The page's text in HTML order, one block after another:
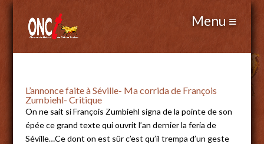
L’annonce faite à Séville- Ma corrida de François
Zumbiehl- Critique
On ne sait si François Zumbiehl signa de la pointe de son
épée ce grand texte qui ouvrit l’an dernier la feria de
Séville…Ce dont on est sûr c’est qu’il trempa d’un geste